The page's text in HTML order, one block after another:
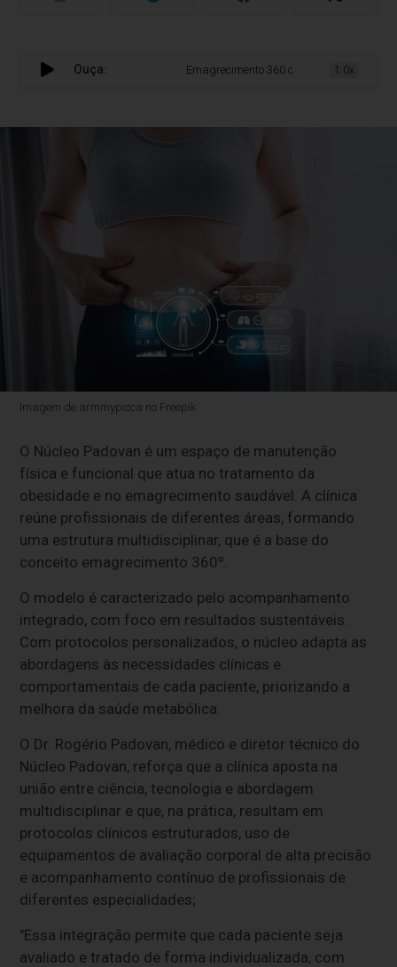
Ouça: Emagrecimento 360 orienta tratamentos no
1.0x
Imagem de armmypicca no Freepik
O Núcleo Padovan é um espaço de manutenção
física e funcional que atua no tratamento da
obesidade e no emagrecimento saudável. A clínica
reúne profissionais de diferentes áreas, formando
uma estrutura multidisciplinar, que é a base do
conceito emagrecimento 360º.
O modelo é caracterizado pelo acompanhamento
integrado, com foco em resultados sustentáveis.
Com protocolos personalizados, o núcleo adapta as
abordagens às necessidades clínicas e
comportamentais de cada paciente, priorizando a
melhora da saúde metabólica.
O Dr. Rogério Padovan, médico e diretor técnico do
Núcleo Padovan, reforça que a clínica aposta na
união entre ciência, tecnologia e abordagem
multidisciplinar e que, na prática, resultam em
protocolos clínicos estruturados, uso de
equipamentos de avaliação corporal de alta precisão
e acompanhamento contínuo de profissionais de
diferentes especialidades;
"Essa integração permite que cada paciente seja
avaliado e tratado de forma individualizada, com